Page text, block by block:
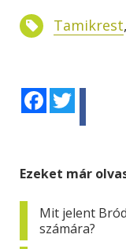
Tamikrest,
Facebook
Ezeket már
Mit jelent
számára?